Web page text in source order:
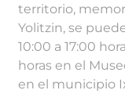
territorio,
Yolitzin, se
10:00 a 17:00
horas en el
en el municipio